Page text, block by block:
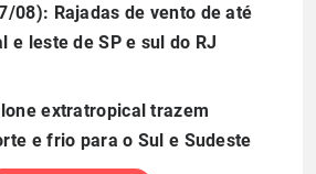
08): Rajadas de vento de até
e leste de SP e sul do RJ
extratropical trazem
e frio para o Sul e Sudeste